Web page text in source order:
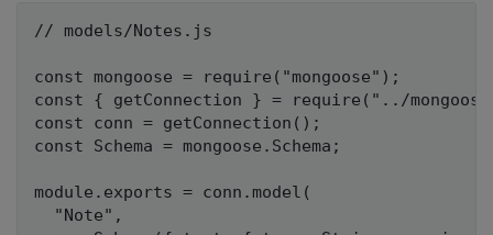
// models/Notes.js
const mongoose = require("mongoose");
const { getConnection } = require("../
const conn = getConnection();
const Schema = mongoose.Schema;
module.exports = conn.model(
  "Note",